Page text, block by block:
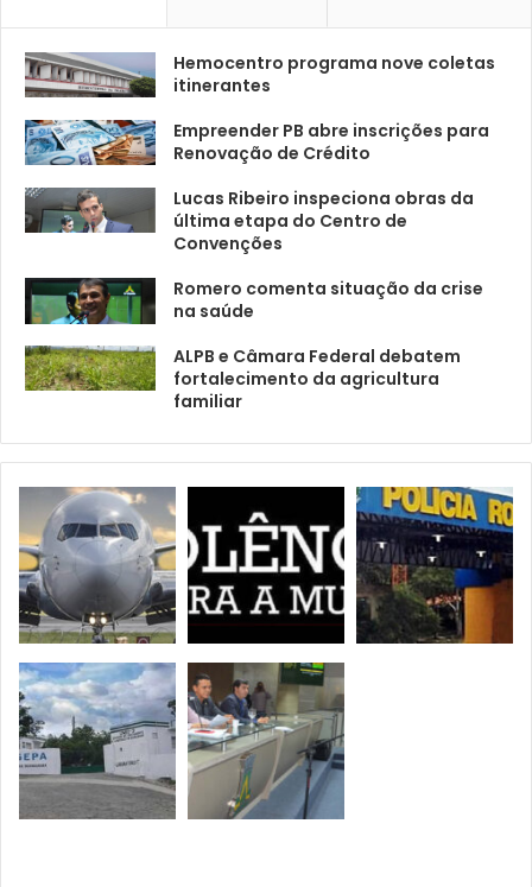
Hemocentro programa nove coletas
itinerantes
Empreender PB abre inscrições para
Renovação de Crédito
Lucas Ribeiro inspeciona obras da
última etapa do Centro de
Convenções
Romero comenta situação da crise
na saúde
ALPB e Câmara Federal debatem
fortalecimento da agricultura
familiar